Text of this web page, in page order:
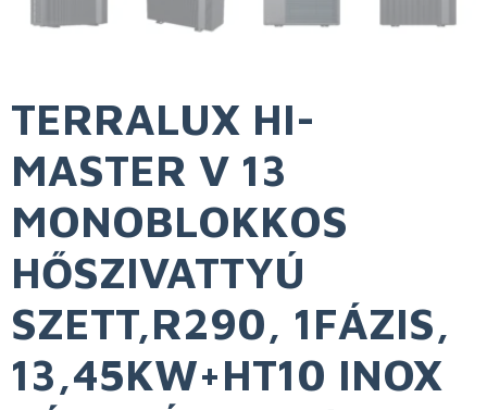
TERRALUX HI-
MASTER V 13
MONOBLOKKOS
HŐSZIVATTYÚ
SZETT,R290, 1FÁZIS,
13,45KW+HT10 INOX